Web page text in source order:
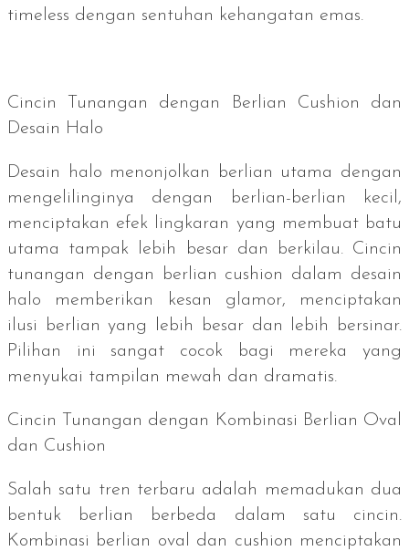
timeless dengan sentuhan kehangatan emas.
Cincin Tunangan dengan Berlian Cushion dan
Desain Halo
Desain halo menonjolkan berlian utama dengan
mengelilinginya dengan berlian-berlian kecil,
menciptakan efek lingkaran yang membuat batu
utama tampak lebih besar dan berkilau. Cincin
tunangan dengan berlian cushion dalam desain
halo memberikan kesan glamor, menciptakan
ilusi berlian yang lebih besar dan lebih bersinar.
Pilihan ini sangat cocok bagi mereka yang
menyukai tampilan mewah dan dramatis.
Cincin Tunangan dengan Kombinasi Berlian Oval
dan Cushion
Salah satu tren terbaru adalah memadukan dua
bentuk berlian berbeda dalam satu cincin.
Kombinasi berlian oval dan cushion menciptakan